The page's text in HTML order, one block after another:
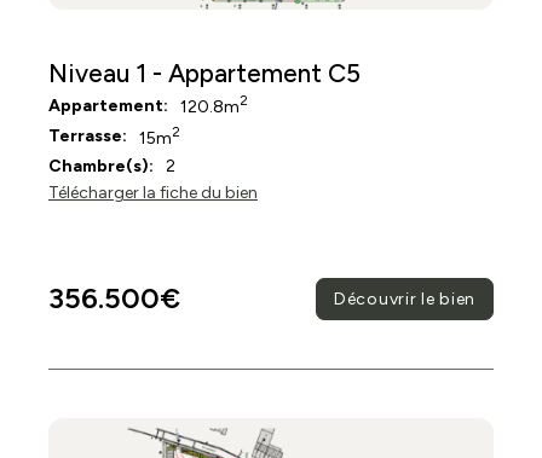
Niveau 1 - Appartement C5
Appartement: 120.8m2
Terrasse: 15m2
Chambre(s):
2
Télécharger la fiche du bien
356.500€ Découvrir le bien